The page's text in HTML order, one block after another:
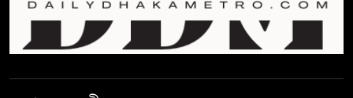
বাংলাদেশে বিনিয়োগ ও দক্ষ শ্রমিক